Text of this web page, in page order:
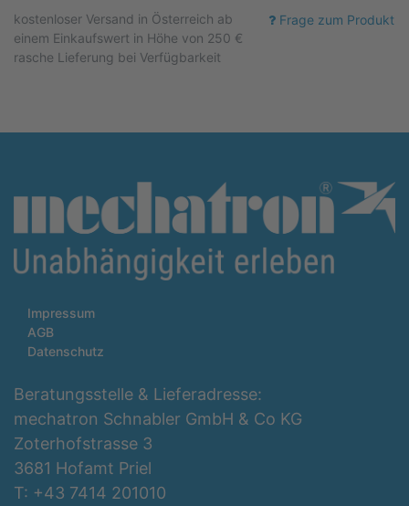
Frage zum Produkt
kostenloser Versand in Österreich ab
einem Einkaufswert in Höhe von 250 €
rasche Lieferung bei Verfügbarkeit
Impressum
AGB
Datenschutz
Beratungsstelle & Lieferadresse:
mechatron Schnabler GmbH & Co KG
Zoterhofstrasse 3
3681 Hofamt Priel
T: +43 7414 201010